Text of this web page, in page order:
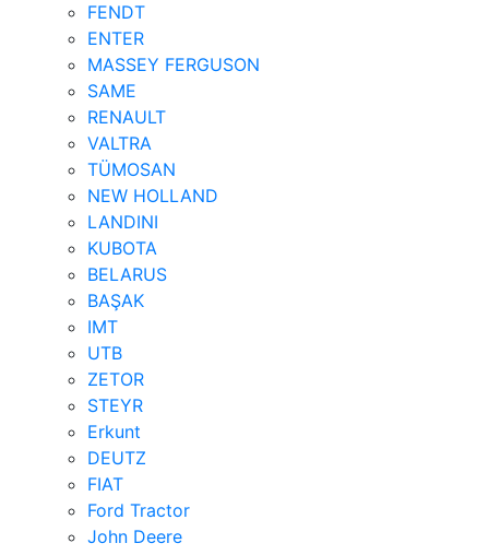
FENDT
ENTER
MASSEY FERGUSON
SAME
RENAULT
VALTRA
TÜMOSAN
NEW HOLLAND
LANDINI
KUBOTA
BELARUS
BAŞAK
IMT
UTB
ZETOR
STEYR
Erkunt
DEUTZ
FIAT
Ford Tractor
John Deere